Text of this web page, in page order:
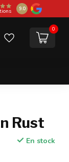
9.0
0
Rust
En stock